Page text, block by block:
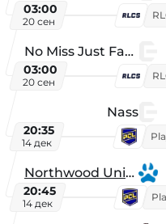
03:00
20 сен
No Miss Just Fake
03:00
20 сен
Nass
20:35
14 дек
Northwood University
20:45
14 дек